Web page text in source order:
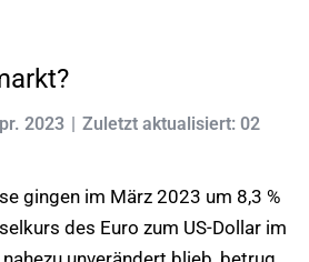
2023
Zuletzt aktualisiert: 02
gingen im März 2023 um 8,3 %
des Euro zum US-Dollar im